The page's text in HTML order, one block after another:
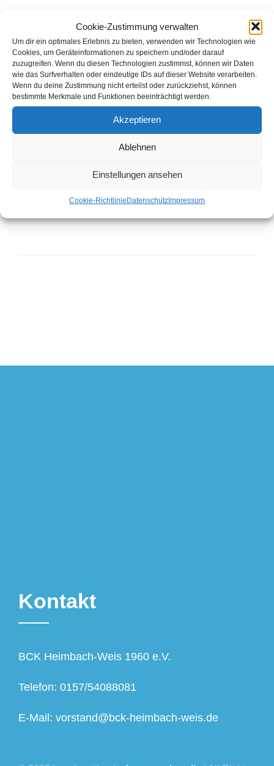
Cookie-Zustimmung verwalten
Um dir ein optimales Erlebnis zu bieten, verwenden wir Technologien wie
Cookies, um Geräteinformationen zu speichern und/oder darauf
zuzugreifen. Wenn du diesen Technologien zustimmst, können wir Daten
wie das Surfverhalten oder eindeutige IDs auf dieser Website verarbeiten.
Wenn du deine Zustimmung nicht erteilst oder zurückziehst, können
bestimmte Merkmale und Funktionen beeinträchtigt werden.
Akzeptieren
Ablehnen
Einstellungen ansehen
Cookie-RichtlinieDatenschutzImpressum
Die Spielerinnen und Spieler:
Marc Günster, André Konle, Peter Bleidt, Jasper
Neese
Meike Auer, Selina Haupt
2017/2018
Kontakt
BCK Heimbach-Weis 1960 e.V.
Telefon: 0157/54088081
E-Mail: vorstand@bck-heimbach-weis.de